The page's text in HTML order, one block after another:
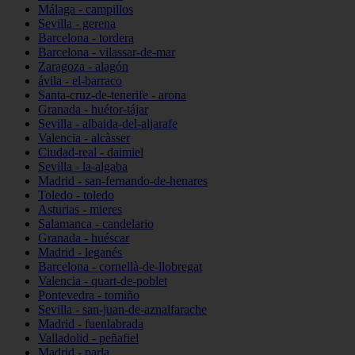
Málaga - campillos
Sevilla - gerena
Barcelona - tordera
Barcelona - vilassar-de-mar
Zaragoza - alagón
ávila - el-barraco
Santa-cruz-de-tenerife - arona
Granada - huétor-tájar
Sevilla - albaida-del-aljarafe
Valencia - alcàsser
Ciudad-real - daimiel
Sevilla - la-algaba
Madrid - san-fernando-de-henares
Toledo - toledo
Asturias - mieres
Salamanca - candelario
Granada - huéscar
Madrid - leganés
Barcelona - cornellà-de-llobregat
Valencia - quart-de-poblet
Pontevedra - tomiño
Sevilla - san-juan-de-aznalfarache
Madrid - fuenlabrada
Valladolid - peñafiel
Madrid - parla